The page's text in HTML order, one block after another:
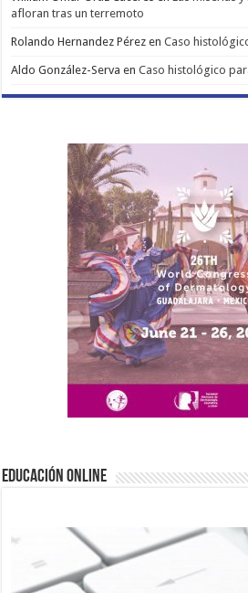
afloran tras un terremoto
Rolando Hernandez Pérez enCaso
Aldo González-Serva enCaso histológico
EDUCACIÓN ONLINE